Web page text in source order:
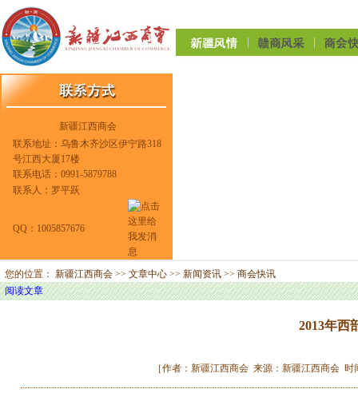
新疆江西商会
联系地址：乌鲁木齐沙区伊宁路318
号江西大厦17楼
联系电话：0991-5879788
联系人：罗平跃
QQ：1005857676
您的位置： 新疆江西商会 >> 文章中心 >> 新闻资讯 >> 商会快讯
阅读文章
2013年西
［作者：新疆江西商会 来源：新疆江西商会 时